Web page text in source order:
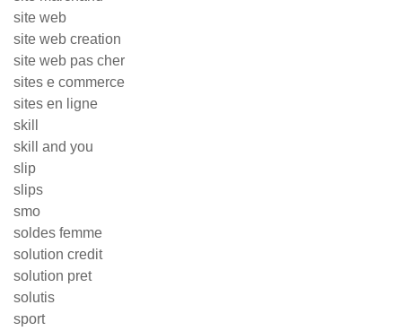
site web
site web creation
site web pas cher
sites e commerce
sites en ligne
skill
skill and you
slip
slips
smo
soldes femme
solution credit
solution pret
solutis
sport